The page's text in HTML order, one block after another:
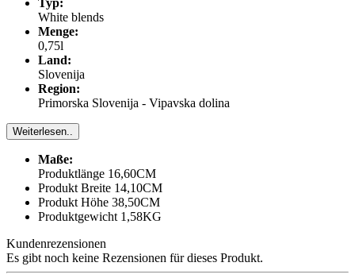
White blends
Menge:
0,75l
Land:
Slovenija
Region:
Primorska Slovenija - Vipavska dolina
Weiterlesen..
Maße:
Produktlänge 16,60CM
Produkt Breite 14,10CM
Produkt Höhe 38,50CM
Produktgewicht 1,58KG
Kundenrezensionen
Es gibt noch keine Rezensionen für dieses Produkt.